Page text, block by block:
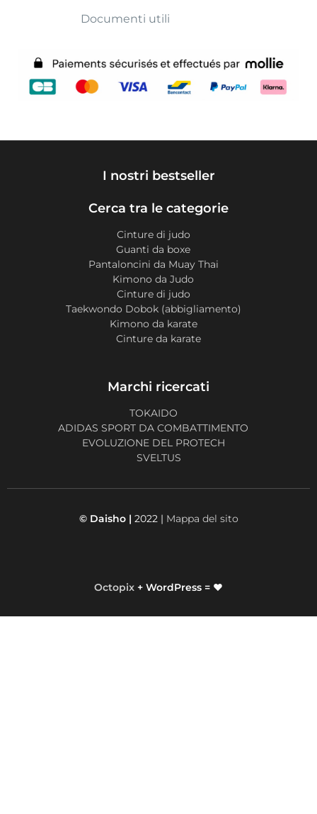
Documenti utili
I nostri bestseller
Cerca tra le categorie
Cinture di judo
Guanti da boxe
Pantaloncini da Muay Thai
Kimono da Judo
Cinture di judo
Taekwondo Dobok (abbigliamento)
Kimono da karate
Cinture da karate
Marchi ricercati
TOKAIDO
ADIDAS SPORT DA COMBATTIMENTO
EVOLUZIONE DEL PROTECH
SVELTUS
© Daisho | 2022 | Mappa del sito
Octopix + WordPress = ❤